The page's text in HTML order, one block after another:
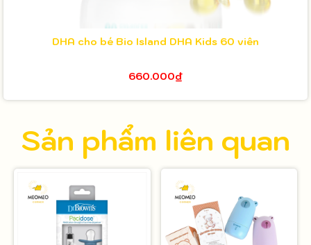
DHA cho bé Bio Island DHA Kids 60 viên
660.000₫
Sản phẩm liên quan